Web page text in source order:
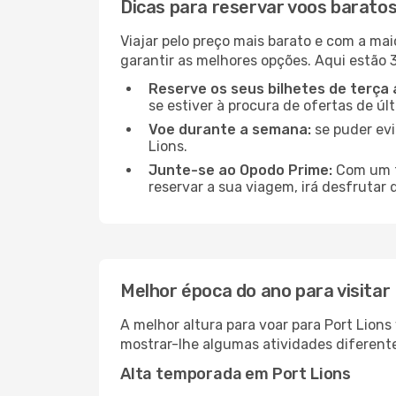
Dicas para reservar voos
Viajar pelo preço mais barato e com a
garantir as melhores opções. Aqui estão
Reserve os seus bilhetes de terça
se estiver à procura de ofertas de
Voe durante a semana: se puder
Lions.
Junte-se ao Opodo Prime: Com
reservar a sua viagem, irá desfrutar
Melhor época do ano para
A melhor altura para voar para Port
mostrar-lhe algumas atividades
Alta temporada em Port Lions